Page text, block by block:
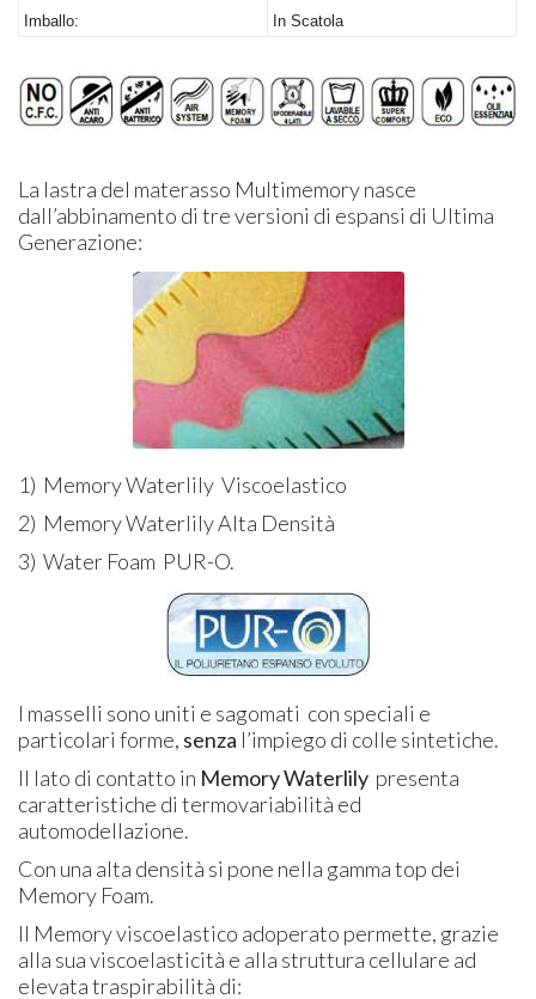
Imballo: In Scatola
La lastra del materasso Multimemory nasce
dall’abbinamento di tre versioni di espansi di Ultima
Generazione:
1) Memory Waterlily Viscoelastico
2) Memory Waterlily Alta Densità
3) Water Foam PUR-O.
I masselli sono uniti e sagomati con speciali e
particolari forme, senza l’impiego di colle sintetiche.
Il lato di contatto in Memory Waterlily presenta
caratteristiche di termovariabilità ed
automodellazione.
Con una alta densità si pone nella gamma top dei
Memory Foam.
Il Memory viscoelastico adoperato permette, grazie
alla sua viscoelasticità e alla struttura cellulare ad
elevata traspirabilità di: